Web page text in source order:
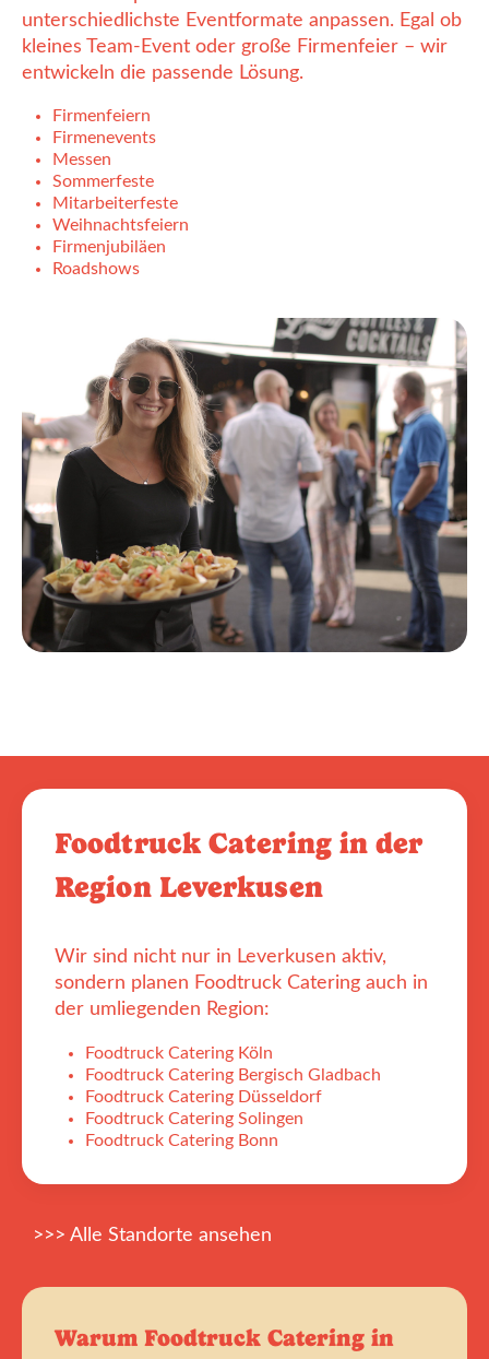
unterschiedlichste Eventformate anpassen. Egal ob
kleines Team-Event oder große Firmenfeier – wir
entwickeln die passende Lösung.
Firmenfeiern
Firmenevents
Messen
Sommerfeste
Mitarbeiterfeste
Weihnachtsfeiern
Firmenjubiläen
Roadshows
Foodtruck Catering in der
Region Leverkusen
Wir sind nicht nur in Leverkusen aktiv,
sondern planen Foodtruck Catering auch in
der umliegenden Region:
Foodtruck Catering Köln
Foodtruck Catering Bergisch Gladbach
Foodtruck Catering Düsseldorf
Foodtruck Catering Solingen
Foodtruck Catering Bonn
>>> Alle Standorte ansehen
Warum Foodtruck Catering in